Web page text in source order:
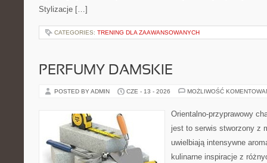
Stylizacje […]
CATEGORIES: TRENING DLA ZAAWANSOWANYCH
PERFUMY DAMSKIE
POSTED BY ADMIN CZE - 13 - 2026 MOŻLIWOŚĆ
Orientalno-przyprawowy
jest to serwis stworzony z
uwielbiają intensywne
kulinarne inspiracje z